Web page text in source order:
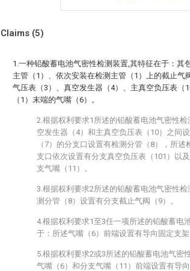
Claims (5)
1.一种铅酸蓄电池气密性检测装置,其特征在于：其
主管（1）、依次安装在检测主管（1）上的截止气
气压表（3）、真空发生器（4）、主真空负压表（
（1）末端的气嘴（6）。
2.根据权利要求1所述的铅酸蓄电池气密性
空发生器（4）和主真空负压表（10）之间
（7）的分支口设置有检测分管（8），所
支口依次设置有分支真空负压表（101）以
支气嘴（11）。
3.根据权利要求2所述的铅酸蓄电池气密性
测分管（8）设置有分支截止气阀（9）。
4.根据权利要求1至3任一项所述的铅酸蓄电
于：所述气嘴（6）前端设置有导向固定支架
5.根据权利要求2或3所述的铅酸蓄电池气密
气嘴（6）和分支气嘴（11）前端设置有导向